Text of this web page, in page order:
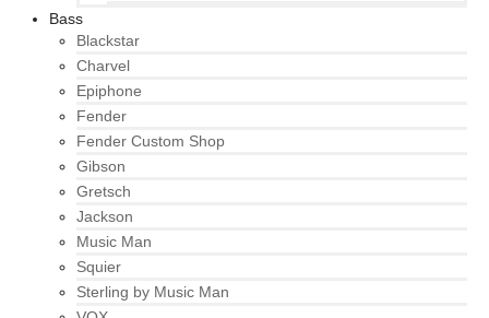
Bass
Blackstar
Charvel
Epiphone
Fender
Fender Custom Shop
Gibson
Gretsch
Jackson
Music Man
Squier
Sterling by Music Man